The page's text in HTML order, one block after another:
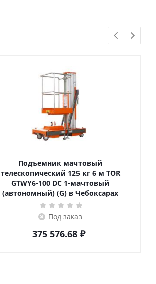
Подъемник мачтовый
телескопический 125 кг 6 м TOR
GTWY6-100 DC 1-мачтовый
(автономный) (G) в Чебоксарах
Под заказ
375 576.68₽